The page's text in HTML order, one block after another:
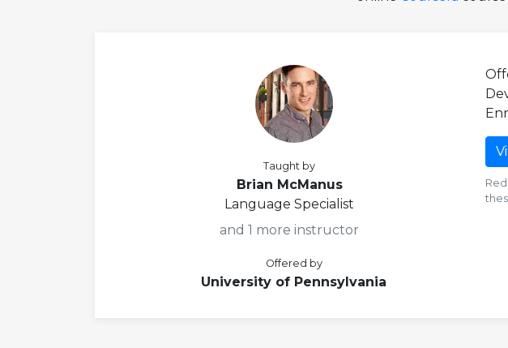
Taught by
Brian McManus
Language Specialist
and 1 more instructor
Offered by
University of Pennsylvania